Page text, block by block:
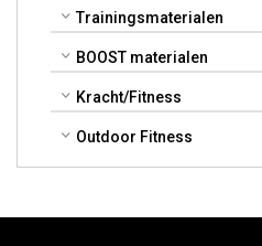
Trainingsmaterialen
BOOST materialen
Kracht/Fitness
Outdoor Fitness